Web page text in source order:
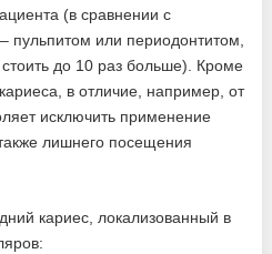
(в сравнении с
пульпитом или периодонтитом,
до 10 раз больше). Кроме
в отличие, например, от
исключить применение
лишнего посещения
кариес, локализованный в